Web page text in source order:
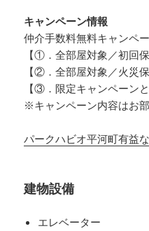
キャンペーン情報
仲介手数料無料キャンペ
【①．全部屋対象／初回
【②．全部屋対象／火災
【③．限定キャンペーン
※キャンペーン内容はお
パークハビオ平河町有益
建物設備
エレベーター